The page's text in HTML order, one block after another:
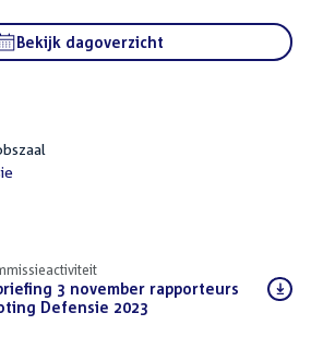
Bekijk dagoverzicht
3 november rapporteurs
Defensie 2023